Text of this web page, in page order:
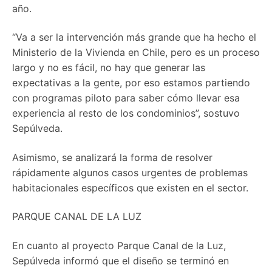
año.
“Va a ser la intervención más grande que ha hecho el
Ministerio de la Vivienda en Chile, pero es un proceso
largo y no es fácil, no hay que generar las
expectativas a la gente, por eso estamos partiendo
con programas piloto para saber cómo llevar esa
experiencia al resto de los condominios”, sostuvo
Sepúlveda.
Asimismo, se analizará la forma de resolver
rápidamente algunos casos urgentes de problemas
habitacionales específicos que existen en el sector.
PARQUE CANAL DE LA LUZ
En cuanto al proyecto Parque Canal de la Luz,
Sepúlveda informó que el diseño se terminó en